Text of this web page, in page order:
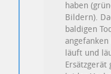
haben
Bildern).
baldigen
angefanken
läuft und
Ersätzgerät